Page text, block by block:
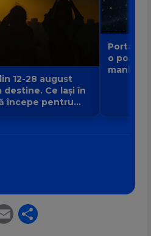
12-28 august
Ce lași în
începe pentru
Portalul
o poartă
Email